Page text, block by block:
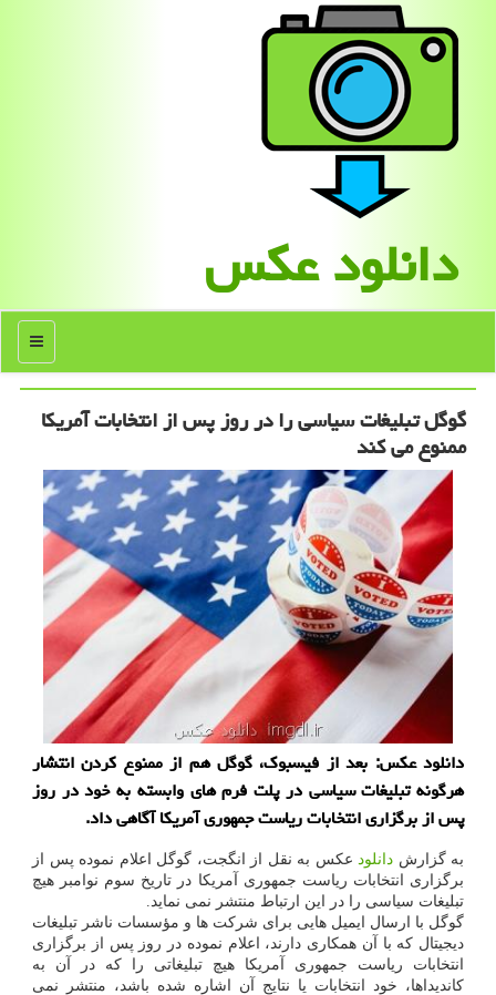
دانلود عكس
منو
گوگل تبلیغات سیاسی را در روز پس از انتخابات آمریكا
ممنوع می كند
دانلود عكس: بعد از فیسبوك، گوگل هم از ممنوع كردن انتشار
هرگونه تبلیغات سیاسی در پلت فرم های وابسته به خود در روز
پس از برگزاری انتخابات ریاست جمهوری آمریكا آگاهی داد.
به گزارش دانلود عکس به نقل از انگجت، گوگل اعلام نموده پس از
برگزاری انتخابات ریاست جمهوری آمریکا در تاریخ سوم نوامبر هیچ
تبلیغات سیاسی را در این ارتباط منتشر نمی نماید.
گوگل با ارسال ایمیل هایی برای شرکت ها و مؤسسات ناشر تبلیغات
دیجیتال که با آن همکاری دارند، اعلام نموده در روز پس از برگزاری
انتخابات ریاست جمهوری آمریکا هیچ تبلیغاتی را که در آن به
کاندیداها، خود انتخابات یا نتایج آن اشاره شده باشد، منتشر نمی